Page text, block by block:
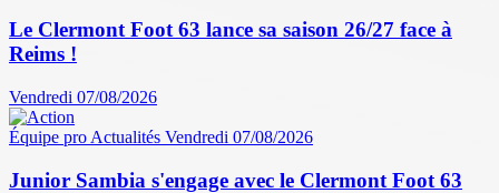
Le Clermont Foot 63 lance sa saison 26/27 face à
Reims !
Vendredi 07/08/2026
Équipe pro Actualités Vendredi 07/08/2026
Junior Sambia s'engage avec le Clermont Foot 63